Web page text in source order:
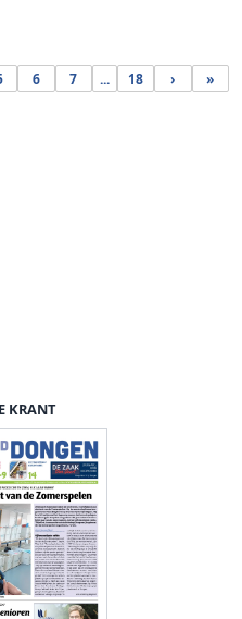
6 7 ... 18 › »
KRANT